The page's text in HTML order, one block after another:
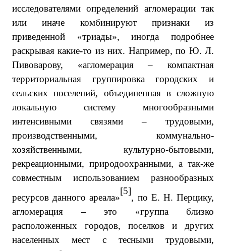
исследователями определений агломерации так
или иначе комбинируют признаки из
приведенной «триады», иногда подробнее
раскрывая какие-то из них. Например, по Ю. Л.
Пивоварову, «агломерация – компактная
территориальная группировка городских и
сельских поселений, объединенная в сложную
локальную систему многообразными
интенсивными связями – трудовыми,
производственными, коммунально-
хозяйственными, культурно-бытовыми,
рекреационными, природоохранными, а так-же
совместным использованием разнообразных
ресурсов данного ареала»
[5]
, по Е. Н. Перцику,
агломерация – это «группа близко
расположенных городов, поселков и других
населенных мест с тесными трудовыми,